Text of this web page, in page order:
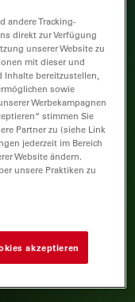
andere Tracking-
direkt zur Verfügung
unserer Website zu
mit dieser und
Inhalte bereitzustellen,
sowie
Werbekampagnen
stimmen Sie
Partner zu (siehe Link
jederzeit im Bereich
Website ändern.
unsere Praktiken zu
akzeptieren